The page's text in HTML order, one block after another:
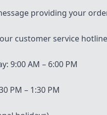
providing your
customer service
9:00 AM – 6:00 PM
PM – 1:30 PM